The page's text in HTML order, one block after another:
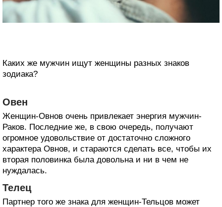
Каких же мужчин ищут женщины разных знаков
зодиака?
Овен
Женщин-Овнов очень привлекает энергия мужчин-
Раков. Последние же, в свою очередь, получают
огромное удовольствие от достаточно сложного
характера Овнов, и стараются сделать все, чтобы их
вторая половинка была довольна и ни в чем не
нуждалась.
Телец
Партнер того же знака для женщин-Тельцов может